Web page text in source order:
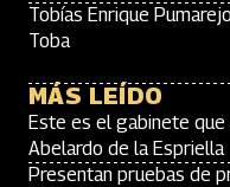
Tobías Enrique
Toba
MÁS LEÍDO
Este es el gabinete
Abelardo de la Espriella
Presentan pruebas de